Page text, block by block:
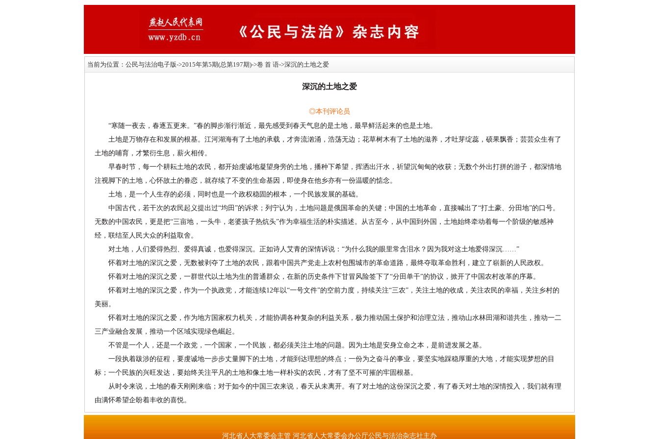
当前为位置： 公民与法治电子版->2015年第5期(总第197期)->卷 首 语->深沉的土地之爱
深沉的土地之爱
◎本刊评论员
“寒随一夜去，春逐五更来。”春的脚步渐行渐近，最先感受到春天气息的是土地，最早鲜活起来的也是土地。
土地是万物存在和发展的根基。江河湖海有了土地的承载，才奔流汹涌，浩荡无边；花草树木有了土地的滋养，才吐芽绽蕊，硕果飘香；芸芸众生有了
土地的哺育，才繁衍生息，薪火相传。
早春时节，每一个耕耘土地的农民，都开始虔诚地凝望身旁的土地，播种下希望，挥洒出汗水，祈望沉甸甸的收获；无数个外出打拼的游子，都深情地
注视脚下的土地，心怀故土的眷恋，就存续了不变的生命基因，即使身在他乡亦有一份温暖的惦念。
土地，是一个人生存的必须，同时也是一个政权稳固的根本，一个民族发展的基础。
中国古代，若干次的农民起义提出过“均田”的诉求；列宁认为，土地问题是俄国革命的关键；中国的土地革命，直接喊出了“打土豪、分田地”的口号。
无数的中国农民，更是把“三亩地，一头牛，老婆孩子热炕头”作为幸福生活的朴实描述。从古至今，从中国到外国，土地始终牵动着每一个阶级的敏感神
经，联结至人民大众的利益取舍。
对土地，人们爱得热烈、爱得真诚，也爱得深沉。正如诗人艾青的深情诉说：“为什么我的眼里常含泪水？因为我对这土地爱得深沉……”
怀着对土地的深沉之爱，无数被剥夺了土地的农民，跟着中国共产党走上农村包围城市的革命道路，最终夺取革命胜利，建立了崭新的人民政权。
怀着对土地的深沉之爱，一群世代以土地为生的普通群众，在新的历史条件下甘冒风险签下了“分田单干”的协议，掀开了中国农村改革的序幕。
怀着对土地的深沉之爱，作为一个执政党，才能连续12年以“一号文件”的空前力度，持续关注“三农”，关注土地的收成，关注农民的幸福，关注乡村的
美丽。
怀着对土地的深沉之爱，作为地方国家权力机关，才能协调各种复杂的利益关系，极力推动国土保护和治理立法，推动山水林田湖和谐共生，推动一二
三产业融合发展，推动一个区域实现绿色崛起。
不管是一个人，还是一个政党，一个国家，一个民族，都必须关注土地的问题。因为土地是安身立命之本，是前进发展之基。
一段执着跋涉的征程，要虔诚地一步步丈量脚下的土地，才能到达理想的终点；一份为之奋斗的事业，要坚实地踩稳厚重的大地，才能实现梦想的目
标；一个民族的兴旺发达，要始终关注平凡的土地和像土地一样朴实的农民，才有了坚不可摧的牢固根基。
从时令来说，土地的春天刚刚来临；对于如今的中国三农来说，春天从未离开。有了对土地的这份深沉之爱，有了春天对土地的深情投入，我们就有理
由满怀希望企盼着丰收的喜悦。
河北省人大常委会主管 河北省人大常委会办公厅公民与法治杂志社主办